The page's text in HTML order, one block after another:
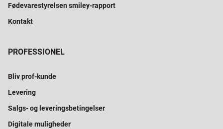
Fødevarestyrelsen smiley-rapport
Kontakt
PROFESSIONEL
Bliv prof-kunde
Levering
Salgs- og leveringsbetingelser
Digitale muligheder